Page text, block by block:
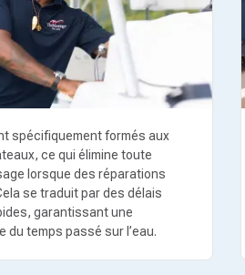
spécifiquement formés aux
ce qui élimine toute
lorsque des réparations
se traduit par des délais
garantissant une
du temps passé sur l’eau.